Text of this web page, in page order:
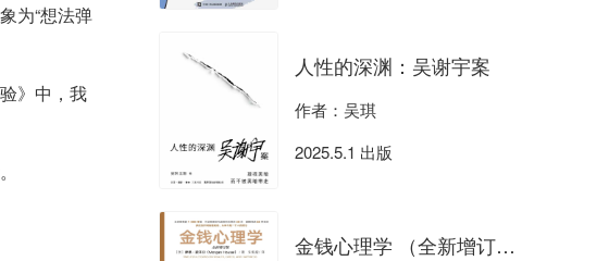
为“想法弹
》中，我
人性的深渊：吴谢宇案
作者：吴琪
2025.5.1 出版
金钱心理学 （全新增订版）